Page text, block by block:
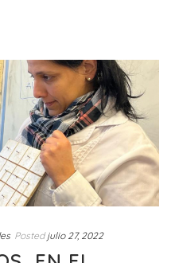
Posted julio 27, 2022